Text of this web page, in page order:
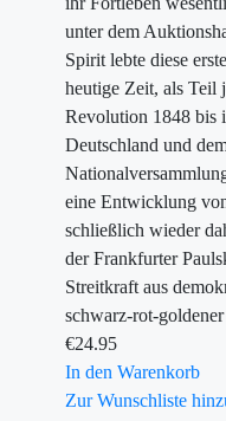
unter dem
Spirit lebte diese
heutige Zeit, als Teil
Revolution 1848 bis
Deutschland und
eine Entwicklung
schließlich wieder
der Frankfurter
Streitkraft aus
schwarz-rot-
€24.95
In den Warenkorb
Zur Wunschliste